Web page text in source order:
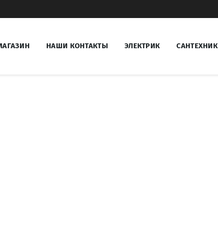
НАШИ КОНТАКТЫ ЭЛЕКТРИК САНТЕХНИК